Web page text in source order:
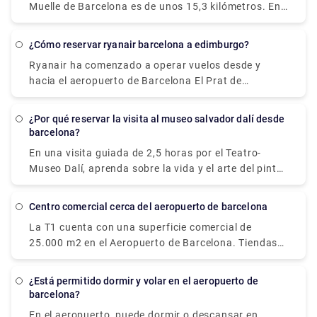
excelentes horas recorriendo este retiro con nuestro
libre. Para una experiencia totalmente inmersiva,
combine una visita a uno o todos los otros sitios
mencionados a continuación.
Muelle de Barcelona es de unos 15,3 kilómetros. En
una transferencia, esto tomará aproximadamente
recomiendan este como el método más conveniente
para ir y venir del aeropuerto a su barco. Para
reservar un traslado para un viaje fácil y cómodo,
¡visite Rydeu hoy!
¿Cómo reservar ryanair barcelona a edimburgo?
Ryanair ha comenzado a operar vuelos desde y
hacia el aeropuerto de Barcelona El Prat de
Llobregat, el principal aeropuerto de la ciudad. Ryan
Barcelona.
¿Por qué reservar la visita al museo salvador dalí desde
barcelona?
En una visita guiada de 2,5 horas por el Teatro-
Museo Dalí, aprenda sobre la vida y el arte del pintor
surrealista más famoso de España, Salvador Dalí.
significado de sus pinturas en las paredes del
museo en la ciudad natal del artista, Figueres, usted
puede maravillarse con ellas. Explore las 1500 obras
de arte que se exhiben en el teatro y el museo, que
ha honrado el trabajo de Dal desde su inauguración
en 1974. El museo, que se construyó sobre las
ruinas del antiguo Teatro Municipal de Figueres, se
centro comercial cerca del aeropuerto de barcelona
La T1 cuenta con una superficie comercial de
25.000 m2 en el Aeropuerto de Barcelona. Tiendas
libres de impuestos, grandes cadenas de
tiendas de moda y accesorios de lujo, e incluso
¿Está permitido dormir y volar en el aeropuerto de
barcelona?